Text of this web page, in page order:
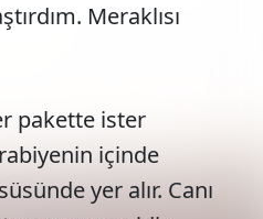
Meraklısı
pakette ister
içinde
yer alır. Canı